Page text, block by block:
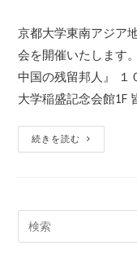
京都大学東南アジア
会を開催いたします
中国の残留邦人』 １
大学稲盛記念会館1F
続きを読む